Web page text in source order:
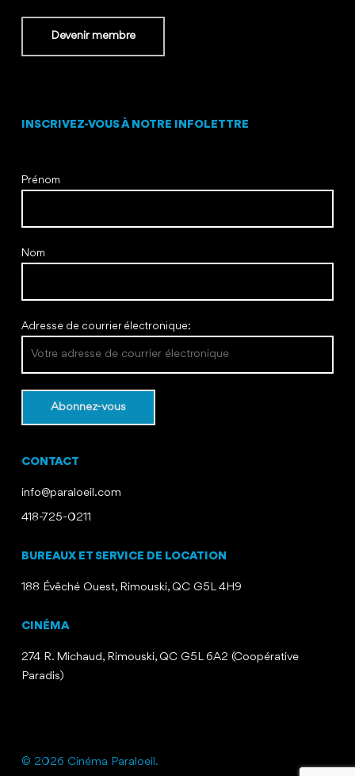
Devenir membre
INSCRIVEZ-VOUS À NOTRE INFOLETTRE
Prénom
Nom
Adresse de courrier électronique:
CONTACT
info@paraloeil.com
418-725-0211
BUREAUX ET SERVICE DE LOCATION
188 Évêché Ouest, Rimouski, QC G5L 4H9
CINÉMA
274 R. Michaud, Rimouski, QC G5L 6A2 (Coopérative
Paradis)
© 2026 Cinéma Paraloeil.